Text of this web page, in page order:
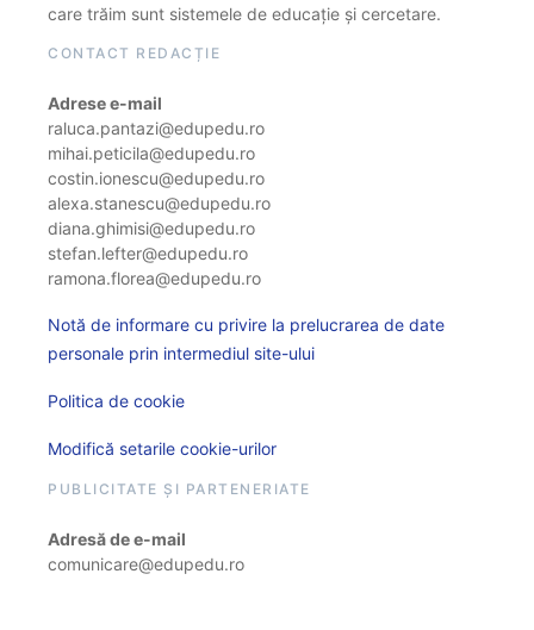
care trăim sunt sistemele de educație și cercetare.
CONTACT REDACȚIE
Adrese e-mail
raluca.pantazi@edupedu.ro
mihai.peticila@edupedu.ro
costin.ionescu@edupedu.ro
alexa.stanescu@edupedu.ro
diana.ghimisi@edupedu.ro
stefan.lefter@edupedu.ro
ramona.florea@edupedu.ro
Notă de informare cu privire la prelucrarea de date
personale prin intermediul site-ului
Politica de cookie
Modifică setarile cookie-urilor
PUBLICITATE ȘI PARTENERIATE
Adresă de e-mail
comunicare@edupedu.ro